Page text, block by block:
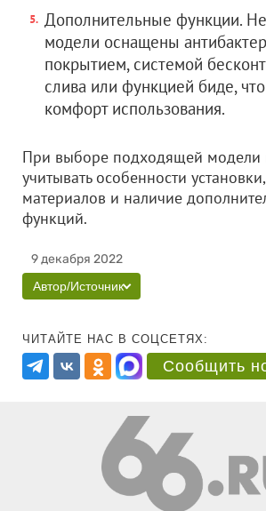
Дополнительные функции.
модели оснащены
покрытием, системой
слива или функцией биде,
комфорт использования.
При выборе подходящей модели
учитывать особенности
материалов и наличие
функций.
9 декабря 2022
Автор/Источник
ЧИТАЙТЕ НАС В СОЦСЕТЯХ:
Сообщить